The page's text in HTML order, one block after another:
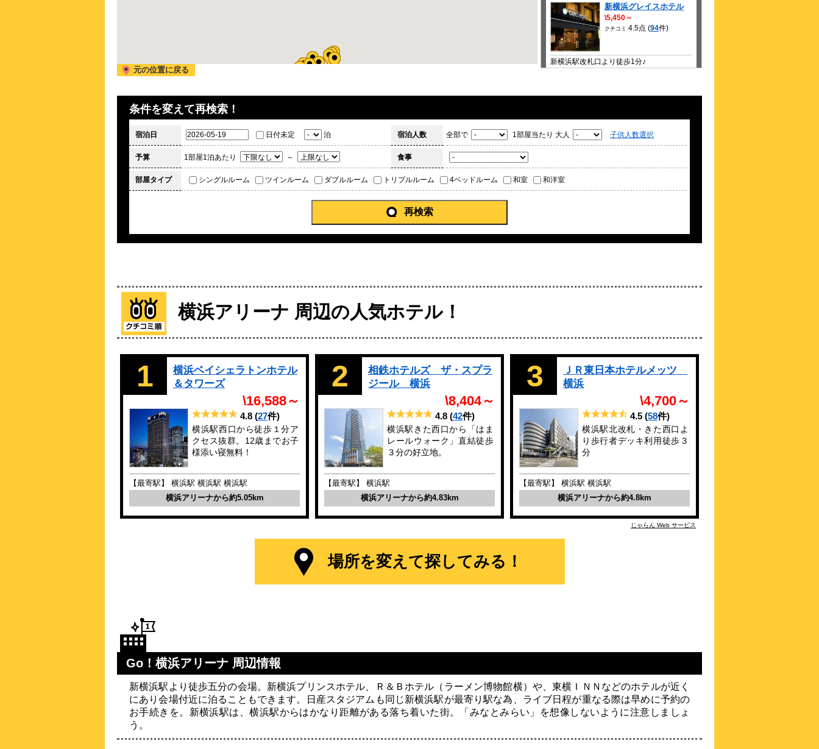
元の位置に戻る
新横浜グレイスホテル
\5,450～
クチコミ 4.5点 (94件)
新横浜駅改札口より徒歩1分♪
新横浜国際ホテル
ワシントンR&Bホテル新
横浜アリーナ、日産スタジアムにもアクセ
ホテルリブマックス新横
新横浜駅より徒歩5分【空気清浄機全室導
約 0.68 km
\3,850～
4.3点 (325 件)
☆☆療養泉としても名高い高濃度炭酸泉を
使用した大浴場☆☆
THE DAY HOTEL
ShinYokohama
\4,250～
3.3点 (17件)
であらゆる目的の拠点に！
\4,250～
クチコミ4.0点 ( 89件)
条件を変えて再検索！
宿泊日 日付未定 泊 宿泊人数 全部で 1部屋当たり 大人 子供人数選択
予算 1部屋1泊あたり ～ 食事
部屋タイプ シングルルーム ツインルーム ダブルルーム トリプルルーム 4ベッドルーム 和室 和洋室
再検索
横浜アリーナ 周辺の人気ホテル！
1
横浜ベイシェラトンホテル
＆タワーズ
\16,588～
4.8 (27件)
横浜駅西口から徒歩１分ア
クセス抜群。12歳までお子
様添い寝無料！
【最寄駅】 横浜駅 横浜駅 横浜駅
横浜アリーナから約5.05km
2
相鉄ホテルズ ザ・スプラ
ジール 横浜
\8,404～
4.8 (42件)
横浜駅きた西口から「はま
レールウォーク」直結徒歩
３分の好立地。
【最寄駅】 横浜駅
横浜アリーナから約4.83km
3
ＪＲ東日本ホテルメッツ
横浜
\4,700～
4.5 (58件)
横浜駅北改札・きた西口よ
り歩行者デッキ利用徒歩３
分
【最寄駅】 横浜駅 横浜駅
横浜アリーナから約4.8km
じゃらん Web サービス
場所を変えて探してみる！
Go！横浜アリーナ 周辺情報
新横浜駅より徒歩五分の会場。新横浜プリンスホテル、Ｒ＆Ｂホテル（ラーメン博物館横）や、東横ＩＮＮなどのホテルが近く
にあり会場付近に泊ることもできます。日産スタジアムも同じ新横浜駅が最寄り駅な為、ライブ日程が重なる際は早めに予約の
お手続きを。新横浜駅は、横浜駅からはかなり距離がある落ち着いた街。「みなとみらい」を想像しないように注意しましょ
う。